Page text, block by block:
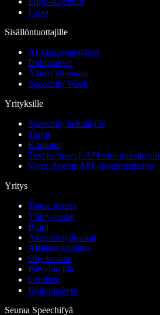
Lataa
Sisällöntuottajille
AI-äänigeneraattori
Dubbaukset
Äänen kloonaus
Speechify Work
Yrityksille
Speechify kehittäjille
Tiimit
Koulutus
Text to Speech API -dokumentaatio
Voice Agents API -dokumentaatio
Yritys
Tietoa meistä
Yhteystiedot
Blogi
Avoimet työpaikat
Affiliate-ohjelma
Ohjekeskus
Palvelun tila
Lehdistö
Brändipaketti
Seuraa Speechifyä